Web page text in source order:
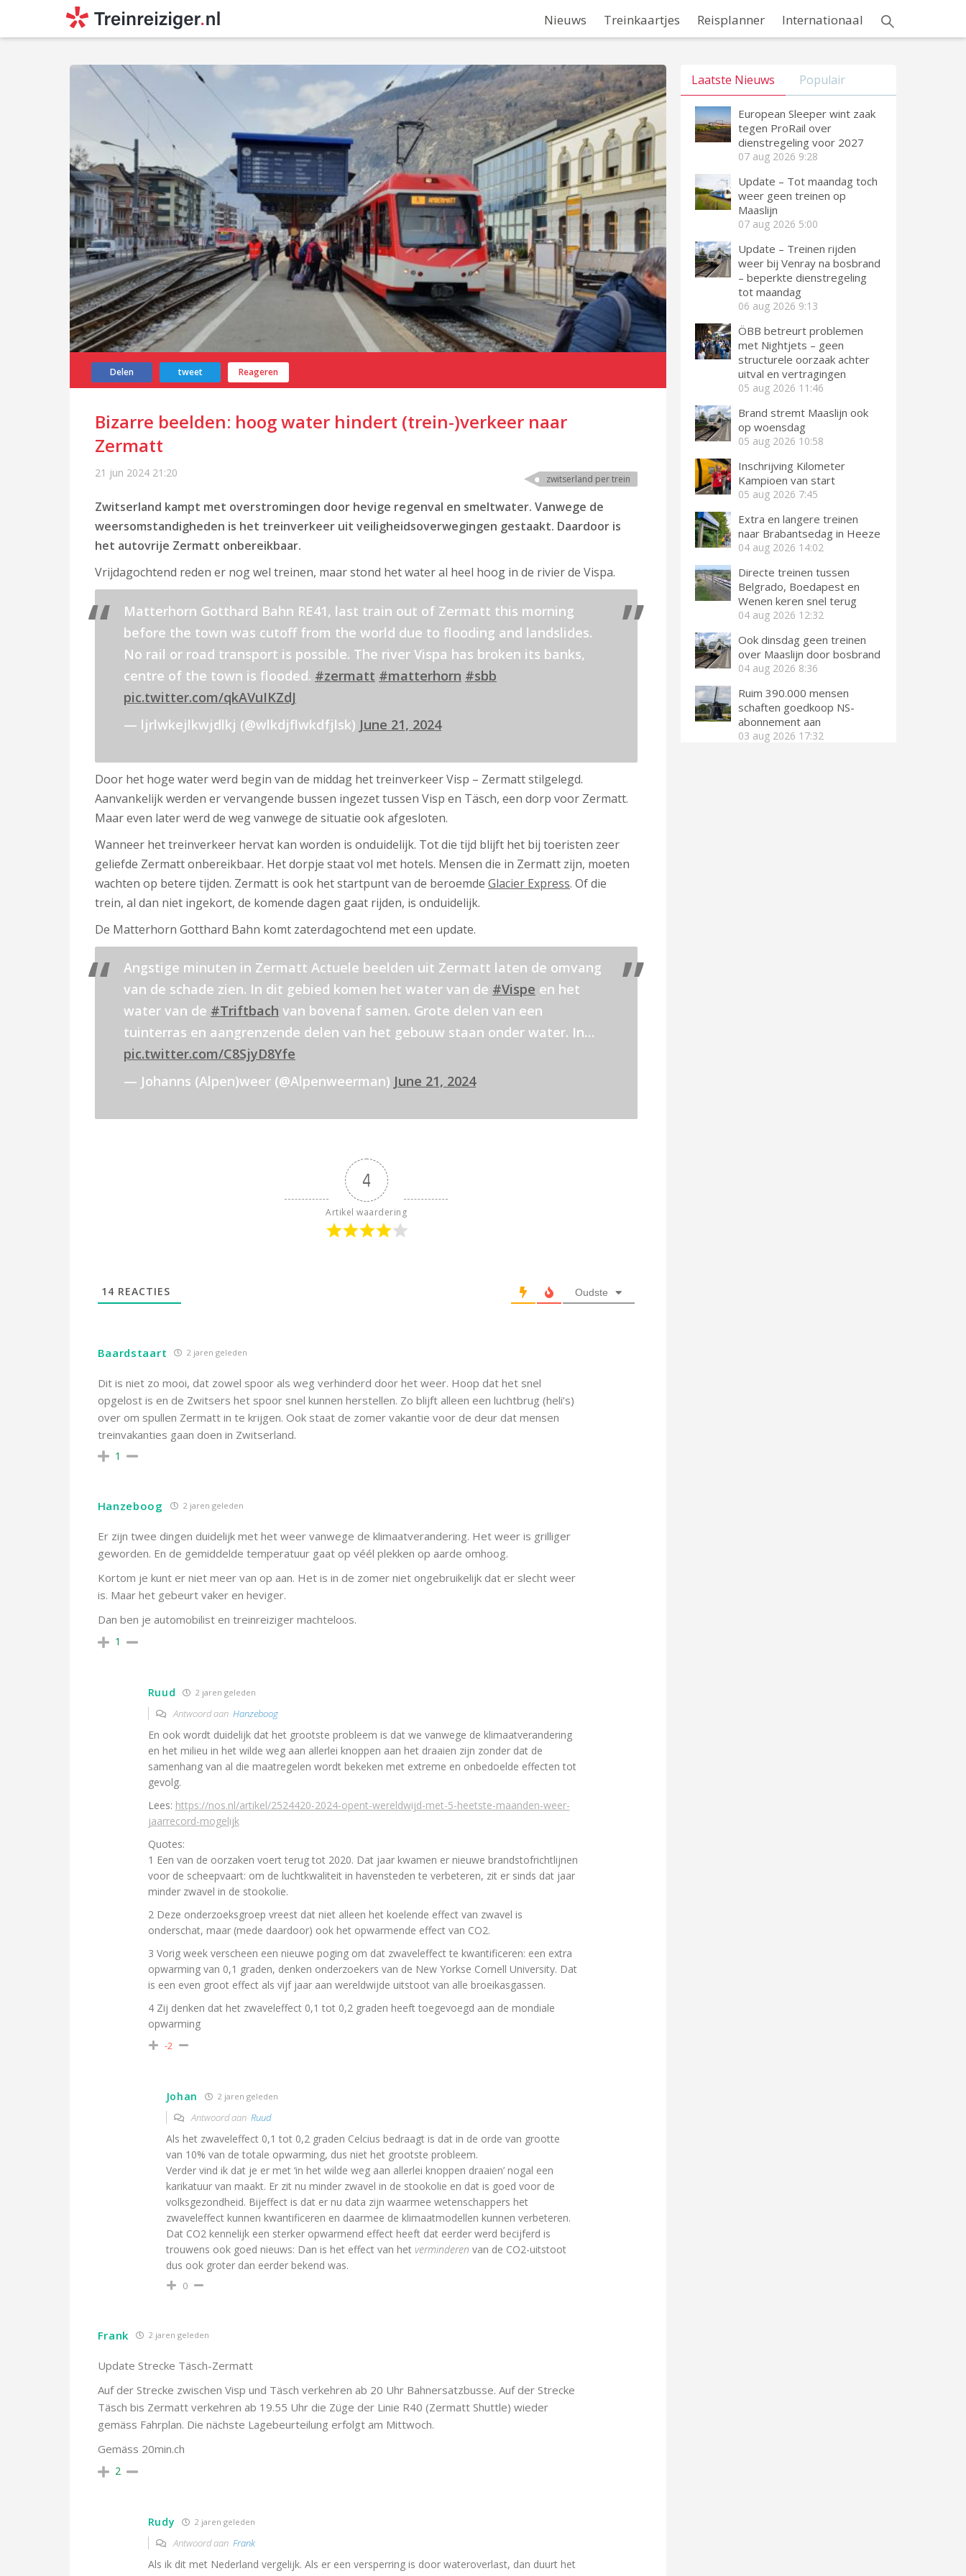
Nieuws Treinkaartjes Reisplanner Internationaal
Delen tweet Reageren
Bizarre beelden: hoog water hindert (trein-)verkeer naar
Zermatt
21 jun 2024 21:20 zwitserland per trein
Zwitserland kampt met overstromingen door hevige regenval en smeltwater. Vanwege de
weersomstandigheden is het treinverkeer uit veiligheidsoverwegingen gestaakt. Daardoor is
het autovrije Zermatt onbereikbaar.
Vrijdagochtend reden er nog wel treinen, maar stond het water al heel hoog in de rivier de Vispa.
Matterhorn Gotthard Bahn RE41, last train out of Zermatt this morning
before the town was cutoff from the world due to flooding and landslides.
No rail or road transport is possible. The river Vispa has broken its banks,
centre of the town is flooded. #zermatt #matterhorn #sbb
pic.twitter.com/qkAVuIKZdJ
— ljrlwkejlkwjdlkj (@wlkdjflwkdfjlsk) June 21, 2024
Door het hoge water werd begin van de middag het treinverkeer Visp – Zermatt stilgelegd.
Aanvankelijk werden er vervangende bussen ingezet tussen Visp en Täsch, een dorp voor Zermatt.
Maar even later werd de weg vanwege de situatie ook afgesloten.
Wanneer het treinverkeer hervat kan worden is onduidelijk. Tot die tijd blijft het bij toeristen zeer
geliefde Zermatt onbereikbaar. Het dorpje staat vol met hotels. Mensen die in Zermatt zijn, moeten
wachten op betere tijden. Zermatt is ook het startpunt van de beroemde Glacier Express. Of die
trein, al dan niet ingekort, de komende dagen gaat rijden, is onduidelijk.
De Matterhorn Gotthard Bahn komt zaterdagochtend met een update.
Angstige minuten in Zermatt Actuele beelden uit Zermatt laten de omvang
van de schade zien. In dit gebied komen het water van de #Vispe en het
water van de #Triftbach van bovenaf samen. Grote delen van een
tuinterras en aangrenzende delen van het gebouw staan ​​onder water. In…
pic.twitter.com/C8SjyD8Yfe
— Johanns (Alpen)weer (@Alpenweerman) June 21, 2024
4
Artikel waardering
14 REACTIES Oudste
Baardstaart 2 jaren geleden
Dit is niet zo mooi, dat zowel spoor als weg verhinderd door het weer. Hoop dat het snel
opgelost is en de Zwitsers het spoor snel kunnen herstellen. Zo blijft alleen een luchtbrug (heli’s)
over om spullen Zermatt in te krijgen. Ook staat de zomer vakantie voor de deur dat mensen
treinvakanties gaan doen in Zwitserland.
1
Hanzeboog 2 jaren geleden
Er zijn twee dingen duidelijk met het weer vanwege de klimaatverandering. Het weer is grilliger
geworden. En de gemiddelde temperatuur gaat op véél plekken op aarde omhoog.
Kortom je kunt er niet meer van op aan. Het is in de zomer niet ongebruikelijk dat er slecht weer
is. Maar het gebeurt vaker en heviger.
Dan ben je automobilist en treinreiziger machteloos.
1
Ruud 2 jaren geleden
Antwoord aan Hanzeboog
En ook wordt duidelijk dat het grootste probleem is dat we vanwege de klimaatverandering
en het milieu in het wilde weg aan allerlei knoppen aan het draaien zijn zonder dat de
samenhang van al die maatregelen wordt bekeken met extreme en onbedoelde effecten tot
gevolg.
Lees: https://nos.nl/artikel/2524420-2024-opent-wereldwijd-met-5-heetste-maanden-weer-
jaarrecord-mogelijk
Quotes:
1 Een van de oorzaken voert terug tot 2020. Dat jaar kwamen er nieuwe brandstofrichtlijnen
voor de scheepvaart: om de luchtkwaliteit in havensteden te verbeteren, zit er sinds dat jaar
minder zwavel in de stookolie.
2 Deze onderzoeksgroep vreest dat niet alleen het koelende effect van zwavel is
onderschat, maar (mede daardoor) ook het opwarmende effect van CO2.
3 Vorig week verscheen een nieuwe poging om dat zwaveleffect te kwantificeren: een extra
opwarming van 0,1 graden, denken onderzoekers van de New Yorkse Cornell University. Dat
is een even groot effect als vijf jaar aan wereldwijde uitstoot van alle broeikasgassen.
4 Zij denken dat het zwaveleffect 0,1 tot 0,2 graden heeft toegevoegd aan de mondiale
opwarming
-2
Johan 2 jaren geleden
Antwoord aan Ruud
Als het zwaveleffect 0,1 tot 0,2 graden Celcius bedraagt is dat in de orde van grootte
van 10% van de totale opwarming, dus niet het grootste probleem.
Verder vind ik dat je er met ‘in het wilde weg aan allerlei knoppen draaien’ nogal een
karikatuur van maakt. Er zit nu minder zwavel in de stookolie en dat is goed voor de
volksgezondheid. Bijeffect is dat er nu data zijn waarmee wetenschappers het
zwaveleffect kunnen kwantificeren en daarmee de klimaatmodellen kunnen verbeteren.
Dat CO2 kennelijk een sterker opwarmend effect heeft dat eerder werd becijferd is
trouwens ook goed nieuws: Dan is het effect van het verminderen van de CO2-uitstoot
dus ook groter dan eerder bekend was.
0
Frank 2 jaren geleden
Update Strecke Täsch-Zermatt
Auf der Strecke zwischen Visp und Täsch verkehren ab 20 Uhr Bahnersatzbusse. Auf der Strecke
Täsch bis Zermatt verkehren ab 19.55 Uhr die Züge der Linie R40 (Zermatt Shuttle) wieder
gemäss Fahrplan. Die nächste Lagebeurteilung erfolgt am Mittwoch.
Gemäss 20min.ch
2
Rudy 2 jaren geleden
Antwoord aan Frank
Als ik dit met Nederland vergelijk. Als er een versperring is door wateroverlast, dan duurt het
Laatste Nieuws Populair
European Sleeper wint zaak
tegen ProRail over
dienstregeling voor 2027
07 aug 2026 9:28
Update – Tot maandag toch
weer geen treinen op
Maaslijn
07 aug 2026 5:00
Update – Treinen rijden
weer bij Venray na bosbrand
– beperkte dienstregeling
tot maandag
06 aug 2026 9:13
ÖBB betreurt problemen
met Nightjets – geen
structurele oorzaak achter
uitval en vertragingen
05 aug 2026 11:46
Brand stremt Maaslijn ook
op woensdag
05 aug 2026 10:58
Inschrijving Kilometer
Kampioen van start
05 aug 2026 7:45
Extra en langere treinen
naar Brabantsedag in Heeze
04 aug 2026 14:02
Directe treinen tussen
Belgrado, Boedapest en
Wenen keren snel terug
04 aug 2026 12:32
Ook dinsdag geen treinen
over Maaslijn door bosbrand
04 aug 2026 8:36
Ruim 390.000 mensen
schaften goedkoop NS-
abonnement aan
03 aug 2026 17:32